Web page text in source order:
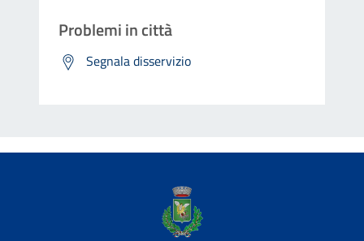
Problemi in città
Segnala disservizio